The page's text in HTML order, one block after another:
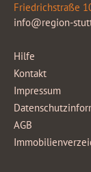
Friedrichstraße
info@region-
Hilfe
Kontakt
Impressum
AGB